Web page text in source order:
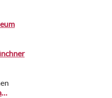
www.muenchner-stadtmuseum.de